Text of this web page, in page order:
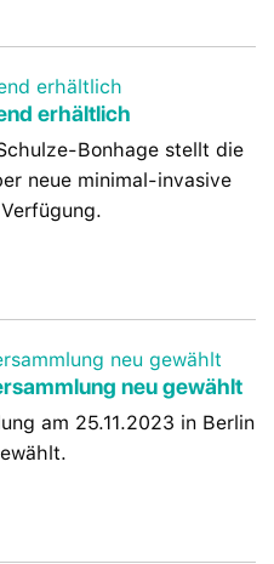
erhältlich
Bonhage stellt die
neue minimal-invasive
neu gewählt
am 25.11.2023 in Berlin